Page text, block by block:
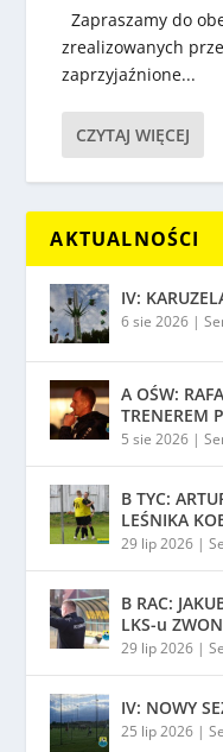
Zapraszamy do
zrealizowanych
zaprzyjaźnione...
CZYTAJ WIĘCEJ
AKTUALNOŚCI
IV:
6 sie 2026 |
A OŚW:
TRENEREM
5 sie 2026 |
B TYC:
LEŚNIKA
29 lip 2026 |
B RAC:
LKS-u
29 lip 2026 |
IV: NOWY
25 lip 2026 |